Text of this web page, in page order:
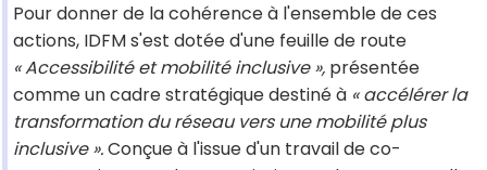
Pour donner de la cohérence à l'ensemble de ces
actions, IDFM s'est dotée d'une feuille de route
« Accessibilité et mobilité inclusive », présentée
comme un cadre stratégique destiné à « accélérer la
transformation du réseau vers une mobilité plus
inclusive ».Conçue à l'issue d'un travail de co-